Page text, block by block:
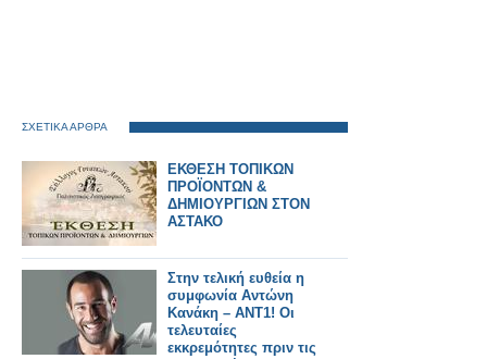
ΣΧΕΤΙΚΑ ΑΡΘΡΑ
ΕΚΘΕΣΗ ΤΟΠΙΚΩΝ
ΠΡΟΪΟΝΤΩΝ &
ΔΗΜΙΟΥΡΓΙΩΝ ΣΤΟΝ
ΑΣΤΑΚΟ
Στην τελική ευθεία η
συμφωνία Αντώνη
Κανάκη – ΑΝΤ1! Οι
τελευταίες
εκκρεμότητες πριν τις